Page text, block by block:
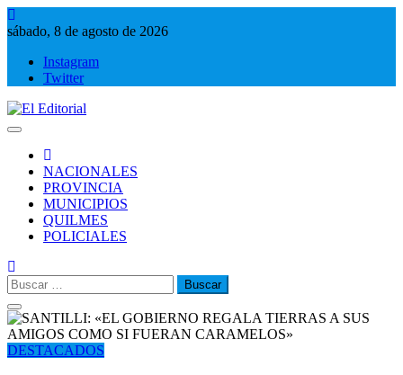
Saltar
al
sábado, 8 de agosto de 2026
Instagram
Twitter
NACIONALES
PROVINCIA
MUNICIPIOS
QUILMES
POLICIALES
Buscar:
DESTACADOS